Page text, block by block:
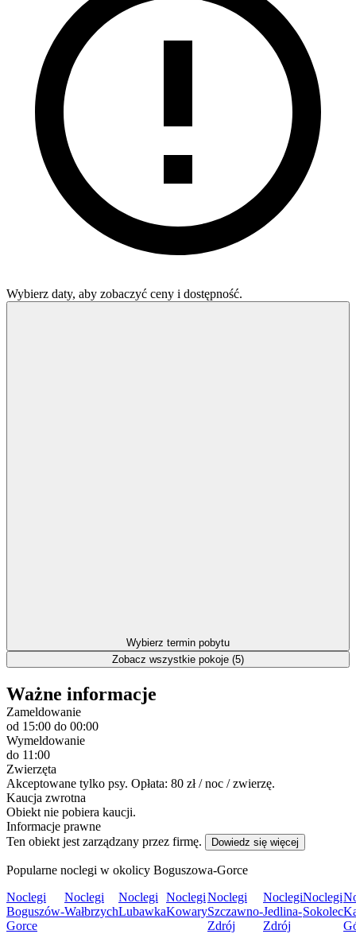
Wybierz daty, aby zobaczyć ceny i dostępność.
Wybierz termin pobytu
Zobacz wszystkie pokoje (5)
Ważne informacje
Zameldowanie
od 15:00 do 00:00
Wymeldowanie
do 11:00
Zwierzęta
Akceptowane tylko psy. Opłata: 80 zł / noc / zwierzę.
Kaucja zwrotna
Obiekt nie pobiera kaucji.
Informacje prawne
Ten obiekt jest zarządzany przez firmę.
Dowiedz się więcej
Popularne noclegi w okolicy Boguszowa-Gorce
Noclegi
Boguszów-
Gorce
Noclegi
Wałbrzych
Noclegi
Lubawka
Noclegi
Kowary
Noclegi
Szczawno-
Zdrój
Noclegi
Jedlina-
Zdrój
Noclegi
Sokolec